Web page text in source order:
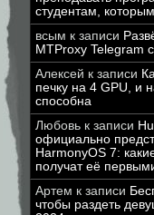
студентам,
всым к записи
MTProxy Telegram
Алексей к записи
печку на 4 GPU, и
способна
Любовь к записи
официально
HarmonyOS 7:
получат её
Артем к записи
чтобы раздеть